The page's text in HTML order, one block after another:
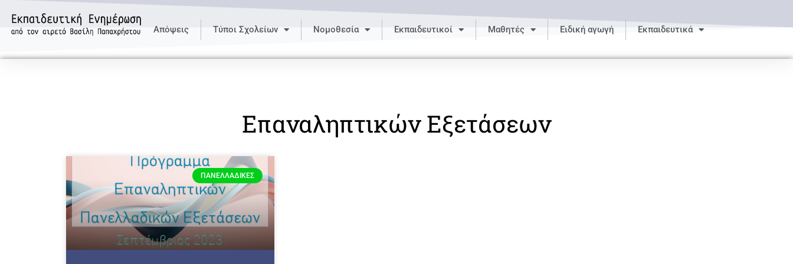
Απόψεις Τύποι Σχολείων Νομοθεσία Εκπαιδευτικοί Μαθητές Ειδική αγωγή Εκπαιδευτικά
Επαναληπτικών Εξετάσεων
ΠΑΝΕΛΛΑΔΙΚΈΣ